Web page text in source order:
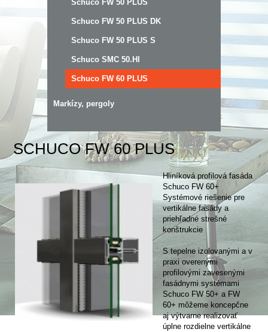
Schuco FW 50 PLUS
Schuco FW 50 PLUS DK
Schuco FW 50 PLUS S
Schuco SMC 50.HI
Schuco FW 60 PLUS
Markízy, pergoly
SCHUCO FW 60 PLUS
Hliníková profilová fasáda
Schuco FW 60+
Systémové riešenie pre
vertikálne fasády a
priehľadné strešné
konštrukcie
S tepelne izolovanými a v
praxi overenými
profilovými zavesenými
fasádnymi systémami
Schuco FW 50+ a FW
60+ môžeme koncepčne
aj výtvarne realizovať
úplne rozdielne vertikálne